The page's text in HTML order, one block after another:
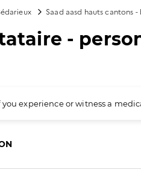
Saad aasd hauts cantons
-
you experience or witness a